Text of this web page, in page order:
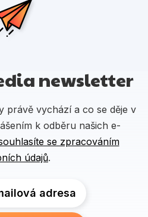
newsletter
právě vychází a co se děje v
k odběru našich e-
se zpracováním
údajů.
adresa